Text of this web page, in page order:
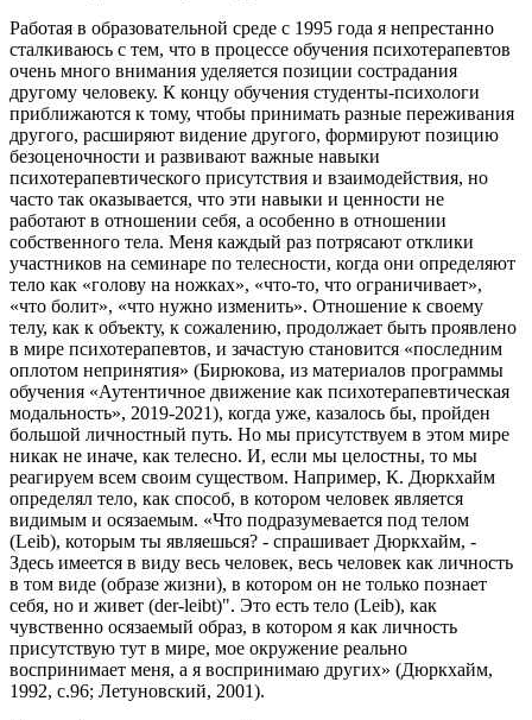
Работая в образовательной среде с 1995 года я непрестанно
сталкиваюсь с тем, что в процессе обучения психотерапевтов
очень много внимания уделяется позиции сострадания
другому человеку. К концу обучения студенты-психологи
приближаются к тому, чтобы принимать разные переживания
другого, расширяют видение другого, формируют позицию
безоценочности и развивают важные навыки
психотерапевтического присутствия и взаимодействия, но
часто так оказывается, что эти навыки и ценности не
работают в отношении себя, а особенно в отношении
собственного тела. Меня каждый раз потрясают отклики
участников на семинаре по телесности, когда они определяют
тело как «голову на ножках», «что-то, что ограничивает»,
«что болит», «что нужно изменить». Отношение к своему
телу, как к объекту, к сожалению, продолжает быть проявлено
в мире психотерапевтов, и зачастую становится «последним
оплотом непринятия» (Бирюкова, из материалов программы
обучения «Аутентичное движение как психотерапевтическая
модальность», 2019-2021), когда уже, казалось бы, пройден
большой личностный путь. Но мы присутствуем в этом мире
никак не иначе, как телесно. И, если мы целостны, то мы
реагируем всем своим существом. Например, К. Дюркхайм
определял тело, как способ, в котором человек является
видимым и осязаемым. «Что подразумевается под телом
(Leib), которым ты являешься? - спрашивает Дюркхайм, -
Здесь имеется в виду весь человек, весь человек как личность
в том виде (образе жизни), в котором он не только познает
себя, но и живет (der-leibt)". Это есть тело (Leib), как
чувственно осязаемый образ, в котором я как личность
присутствую тут в мире, мое окружение реально
воспринимает меня, а я воспринимаю других» (Дюркхайм,
1992, с.96; Летуновский, 2001).